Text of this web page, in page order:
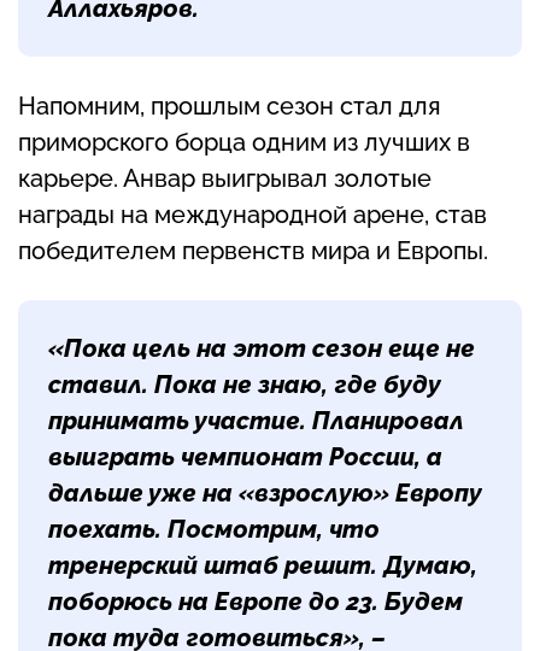
Аллахьяров.
Напомним, прошлым сезон стал для
приморского борца одним из лучших в
карьере. Анвар выигрывал золотые
награды на международной арене, став
победителем первенств мира и Европы.
«Пока цель на этот сезон еще не
ставил. Пока не знаю, где буду
принимать участие. Планировал
выиграть чемпионат России, а
дальше уже на «взрослую» Европу
поехать. Посмотрим, что
тренерский штаб решит. Думаю,
поборюсь на Европе до 23. Будем
пока туда готовиться», –